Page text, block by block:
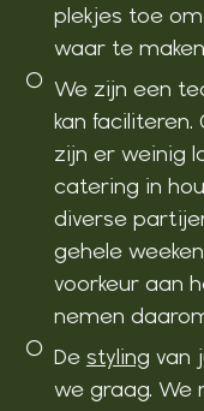
plekjes toe
waar te
We zijn een
kan
zijn er weinig
catering in
diverse
gehele
voorkeur aan
nemen
De styling van
we graag. We